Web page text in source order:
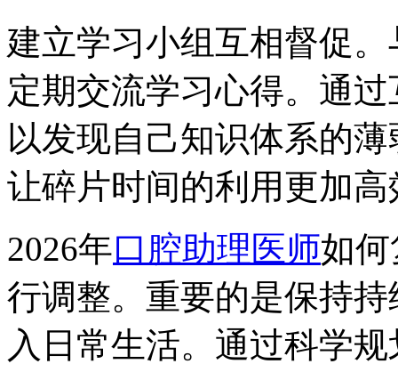
建立学习小组互相督促
定期交流学习心得。通
以发现自己知识体系的
让碎片时间的利用更加高
2026年口腔助理医师如
行调整。重要的是保持
入日常生活。通过科学